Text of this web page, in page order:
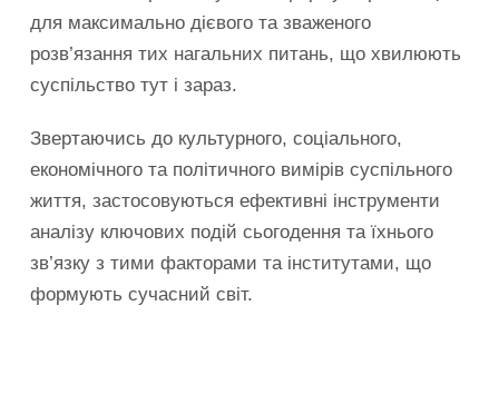
для максимально дієвого та зваженого
розв’язання тих нагальних питань, що хвилюють
суспільство тут і зараз.
Звертаючись до культурного, соціального,
економічного та політичного вимірів суспільного
життя, застосовуються ефективні інструменти
аналізу ключових подій сьогодення та їхнього
зв’язку з тими факторами та інститутами, що
формують сучасний світ.